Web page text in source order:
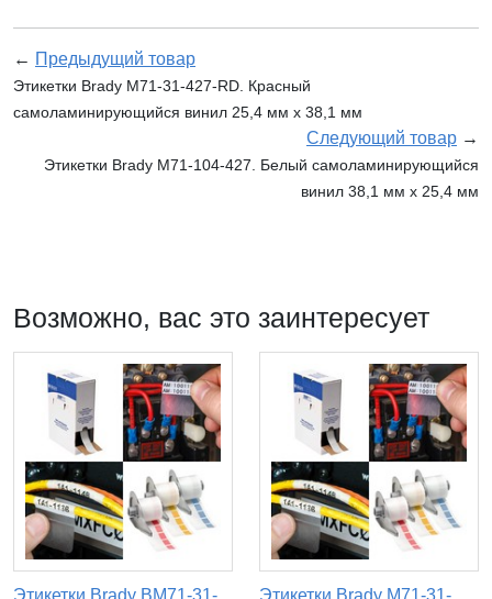
← Предыдущий товар
Этикетки Brady M71-31-427-RD. Красный
самоламинирующийся винил 25,4 мм х 38,1 мм
Следующий товар →
Этикетки Brady M71-104-427. Белый самоламинирующийся
винил 38,1 мм х 25,4 мм
Возможно, вас это заинтересует